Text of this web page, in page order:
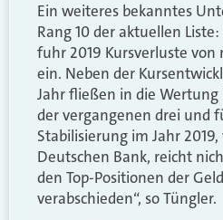
Ein weiteres bekanntes
Rang 10 der aktuellen
fuhr 2019 Kursverluste von
ein. Neben der
Jahr fließen in die Wertung
der vergangenen drei und
Stabilisierung im Jahr
Deutschen Bank, reicht
den Top-Positionen der
verabschieden“, so Tüngler.